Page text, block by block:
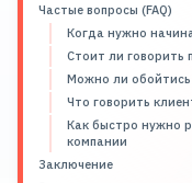
Частые вопросы (FAQ)
Когда нужно
Стоит ли говорить
Можно ли обойтись
Что говорить
Как быстро нужно
компании
Заключение